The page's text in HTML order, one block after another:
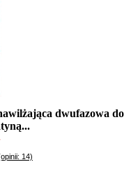
dwufazowa do
w 24h)
14)